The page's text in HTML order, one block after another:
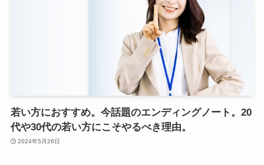
若い方におすすめ。今話題のエンディングノート。20
代や30代の若い方にこそやるべき理由。
2024年5月26日